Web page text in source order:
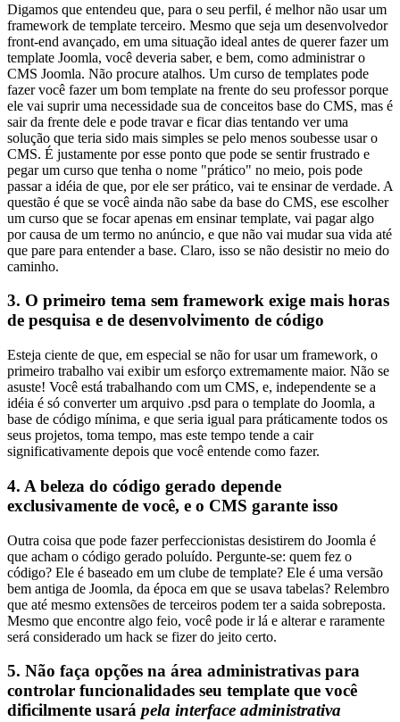
Digamos que entendeu que, para o seu perfil, é melhor não usar um
framework de template terceiro. Mesmo que seja um desenvolvedor
front-end avançado, em uma situação ideal antes de querer fazer um
template Joomla, você deveria saber, e bem, como administrar o
CMS Joomla. Não procure atalhos. Um curso de templates pode
fazer você fazer um bom template na frente do seu professor porque
ele vai suprir uma necessidade sua de conceitos base do CMS, mas é
sair da frente dele e pode travar e ficar dias tentando ver uma
solução que teria sido mais simples se pelo menos soubesse usar o
CMS. É justamente por esse ponto que pode se sentir frustrado e
pegar um curso que tenha o nome "prático" no meio, pois pode
passar a idéia de que, por ele ser prático, vai te ensinar de verdade. A
questão é que se você ainda não sabe da base do CMS, ese escolher
um curso que se focar apenas em ensinar template, vai pagar algo
por causa de um termo no anúncio, e que não vai mudar sua vida até
que pare para entender a base. Claro, isso se não desistir no meio do
caminho.
3. O primeiro tema sem framework exige mais horas
de pesquisa e de desenvolvimento de código
Esteja ciente de que, em especial se não for usar um framework, o
primeiro trabalho vai exibir um esforço extremamente maior. Não se
asuste! Você está trabalhando com um CMS, e, independente se a
idéia é só converter um arquivo .psd para o template do Joomla, a
base de código mínima, e que seria igual para práticamente todos os
seus projetos, toma tempo, mas este tempo tende a cair
significativamente depois que você entende como fazer.
4. A beleza do código gerado depende
exclusivamente de você, e o CMS garante isso
Outra coisa que pode fazer perfeccionistas desistirem do Joomla é
que acham o código gerado poluído. Pergunte-se: quem fez o
código? Ele é baseado em um clube de template? Ele é uma versão
bem antiga de Joomla, da época em que se usava tabelas? Relembro
que até mesmo extensões de terceiros podem ter a saida sobreposta.
Mesmo que encontre algo feio, você pode ir lá e alterar e raramente
será considerado um hack se fizer do jeito certo.
5. Não faça opções na área administrativas para
controlar funcionalidades seu template que você
dificilmente usará pela interface administrativa